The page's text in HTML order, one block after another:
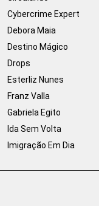
Cybercrime Expert
Debora Maia
Destino Mágico
Drops
Esterliz Nunes
Franz Valla
Gabriela Egito
Ida Sem Volta
Imigração Em Dia